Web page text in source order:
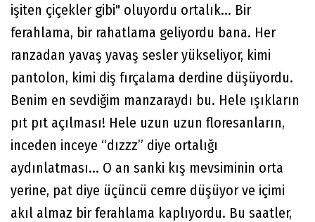
işiten çiçekler gibi" oluyordu ortalık... Bir
ferahlama, bir rahatlama geliyordu bana. Her
ranzadan yavaş yavaş sesler yükseliyor, kimi
pantolon, kimi diş fırçalama derdine düşüyordu.
Benim en sevdiğim manzaraydı bu. Hele ışıkların
pıt pıt açılması! Hele uzun uzun floresanların,
inceden inceye “dızzz” diye ortalığı
aydınlatması... O an sanki kış mevsiminin orta
yerine, pat diye üçüncü cemre düşüyor ve içimi
akıl almaz bir ferahlama kaplıyordu. Bu saatler,